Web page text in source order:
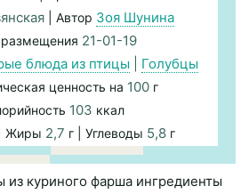
| Автор Зоя Шунина
21-01-19
блюда из птицы Голубцы
ценность на 100г
103 ккал
Жиры 2,7 г | Углеводы 5,8г